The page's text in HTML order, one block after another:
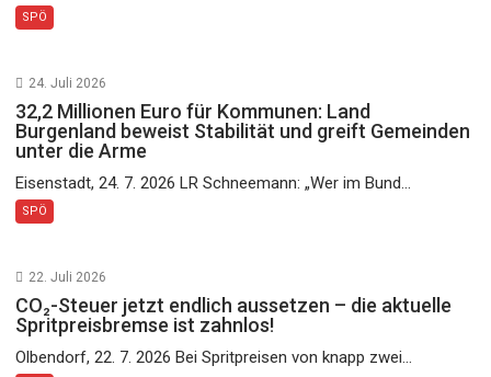
SPÖ
24. Juli 2026
32,2 Millionen Euro für Kommunen: Land
Burgenland beweist Stabilität und greift Gemeinden
unter die Arme
Eisenstadt, 24. 7. 2026 LR Schneemann: „Wer im Bund...
SPÖ
22. Juli 2026
CO₂-Steuer jetzt endlich aussetzen – die aktuelle
Spritpreisbremse ist zahnlos!
Olbendorf, 22. 7. 2026 Bei Spritpreisen von knapp zwei...